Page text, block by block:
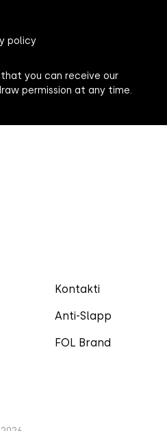
Kontakti
Anti-Slapp
FOL Brand
policy
you can receive our
permission at any time.